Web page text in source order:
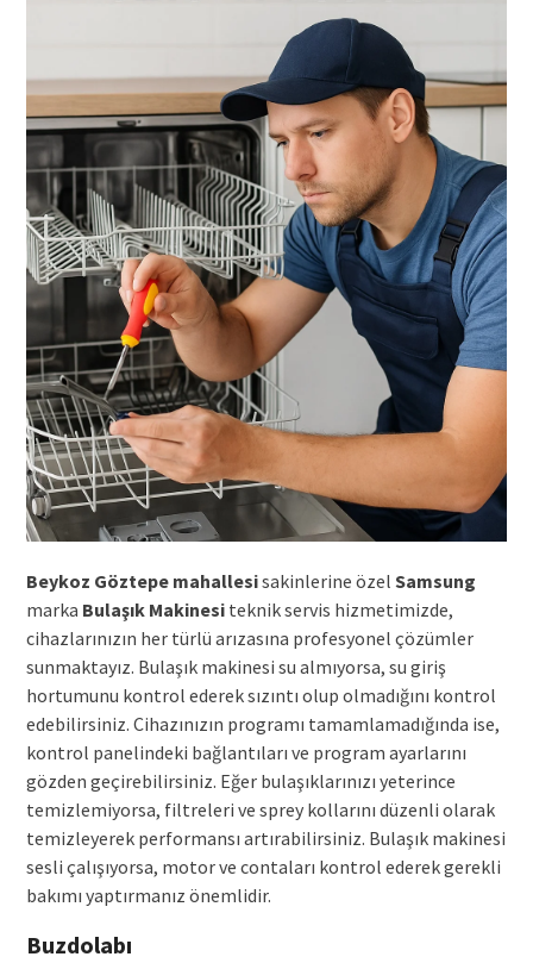
Beykoz Göztepe mahallesisakinlerine özel Samsung
marka Bulaşık Makinesiteknik servis hizmetimizde,
cihazlarınızın her türlü arızasına profesyonel çözümler
sunmaktayız. Bulaşık makinesi su almıyorsa, su giriş
hortumunu kontrol ederek sızıntı olup olmadığını kontrol
edebilirsiniz. Cihazınızın programı tamamlamadığında ise,
kontrol panelindeki bağlantıları ve program ayarlarını
gözden geçirebilirsiniz. Eğer bulaşıklarınızı yeterince
temizlemiyorsa, filtreleri ve sprey kollarını düzenli olarak
temizleyerek performansı artırabilirsiniz. Bulaşık makinesi
sesli çalışıyorsa, motor ve contaları kontrol ederek gerekli
bakımı yaptırmanız önemlidir.
Buzdolabı